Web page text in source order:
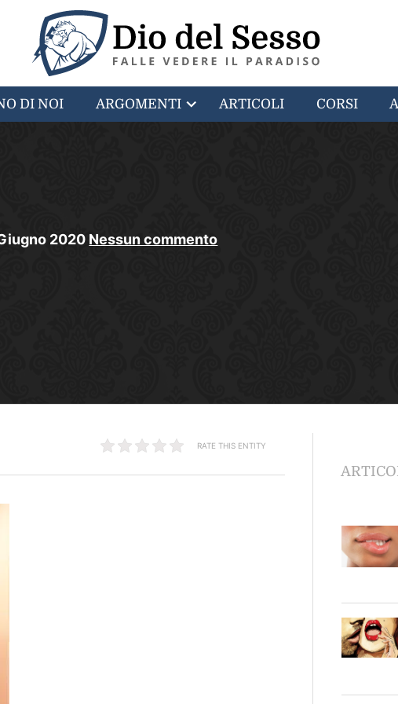
DI NOI ARGOMENTI ARTICOLI CORSI
2020 Nessun commento
RATE THIS ENTITY